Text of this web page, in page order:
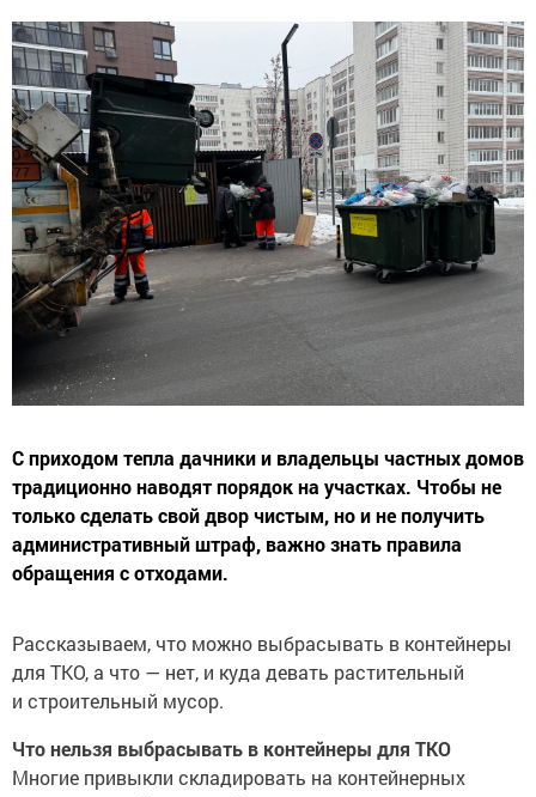
С приходом тепла дачники и владельцы частных домов
традиционно наводят порядок на участках. Чтобы не
только сделать свой двор чистым, но и не получить
административный штраф, важно знать правила
обращения с отходами.
Рассказываем, что можно выбрасывать в контейнеры
для ТКО, а что — нет, и куда девать растительный
и строительный мусор.
Что нельзя выбрасывать в контейнеры для ТКО
Многие привыкли складировать на контейнерных